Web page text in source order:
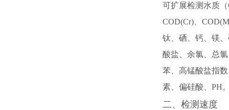
可扩展检测 水质（
COD(Cr)、
钛、硒、钙、镁
酸盐、余氯、总
苯、高锰酸盐指
素、偏硅酸、PH
二、检测速度